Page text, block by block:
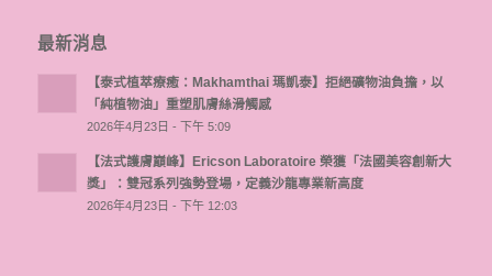
最新消息
【泰式植萃療癒：Makhamthai 瑪凱泰】拒絕礦物油負擔，以
「純植物油」重塑肌膚絲滑觸感
2026年4月23日 - 下午 5:09
【法式護膚巔峰】Ericson Laboratoire 榮獲「法國美容創新大
獎」：雙冠系列強勢登場，定義沙龍專業新高度
2026年4月23日 - 下午 12:03